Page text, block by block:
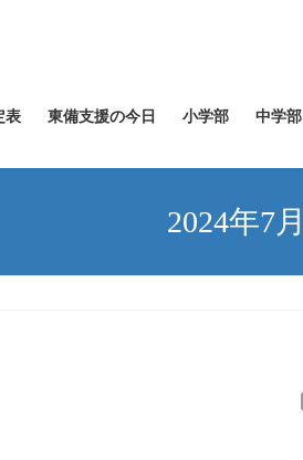
表 東備支援の今日 小学部 中学部
2024年7月